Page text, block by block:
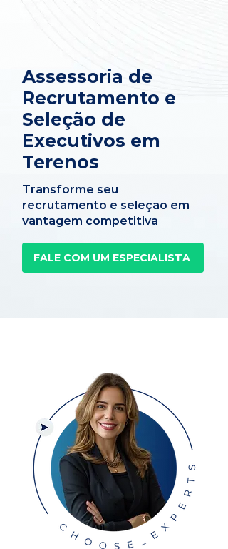
Assessoria de
Recrutamento e
Seleção de
Executivos em
Terenos
Transforme seu
recrutamento e seleção em
vantagem competitiva
FALE COM UM ESPECIALISTA